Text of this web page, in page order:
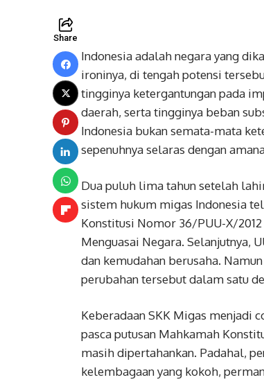
Share
Indonesia adalah negara yang
ironinya, di tengah potensi
tingginya ketergantungan pada
daerah, serta tingginya beban
Indonesia bukan semata-mata
sepenuhnya selaras dengan
Dua puluh lima tahun setelah
sistem hukum migas Indonesia
Konstitusi Nomor 36/PUU-X/
Menguasai Negara. Selanjutnya,
dan kemudahan berusaha.
perubahan tersebut dalam satu
Keberadaan SKK Migas menjadi
pasca putusan Mahkamah
masih dipertahankan. Padahal,
kelembagaan yang kokoh,